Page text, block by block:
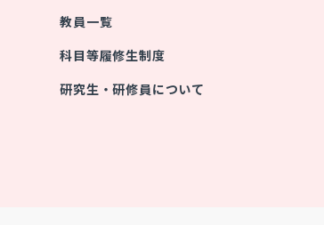
教員一覧
科目等履修生制度
研究生・研修員について